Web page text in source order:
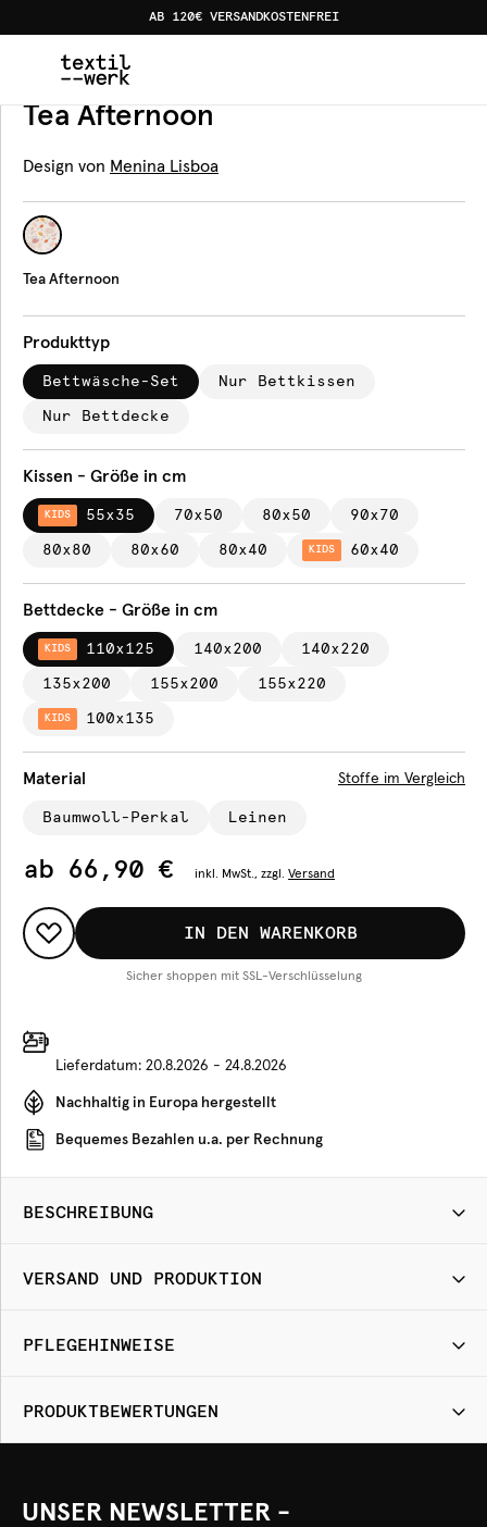
AB 120€ VERSANDKOSTENFREI
Produkte Bettwäsche Tea Afternoon
Bettwäsche
Tea Afternoon
Design von Menina Lisboa
Tea Afternoon
Produkttyp
Bettwäsche-Set Nur Bettkissen
Nur Bettdecke
Kissen - Größe in cm
KIDS 55x35 70x50 80x50 90x70
80x80 80x60 80x40 KIDS 60x40
Bettdecke - Größe in cm
KIDS 110x125 140x200 140x220
135x200 155x200 155x220
KIDS 100x135
Material Stoffe im Vergleich
Baumwoll-Perkal Leinen
ab 66,90 € inkl. MwSt., zzgl. Versand
IN DEN WARENKORB
Sicher shoppen mit SSL-Verschlüsselung
Lieferdatum: 20.8.2026 - 24.8.2026
Nachhaltig in Europa hergestellt
Bequemes Bezahlen u.a. per Rechnung
BESCHREIBUNG
VERSAND UND PRODUKTION
PFLEGEHINWEISE
PRODUKTBEWERTUNGEN
UNSER NEWSLETTER -